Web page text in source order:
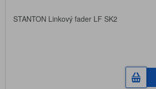
STANTON Linkový fader LF SK2